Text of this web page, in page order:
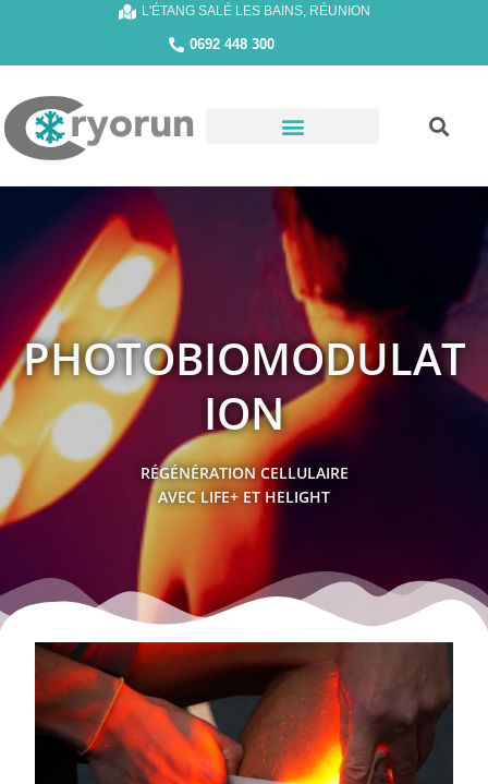
L'ÉTANG SALÉ LES BAINS, RÉUNION
0692 448 300
PHOTOBIOMODULAT
ION
RÉGÉNÉRATION CELLULAIRE
AVEC LIFE+ ET HELIGHT